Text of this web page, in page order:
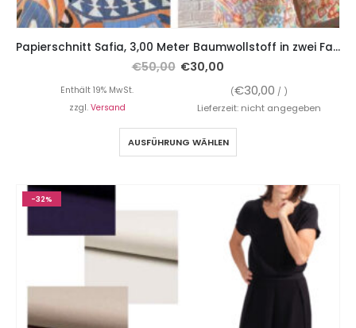
Papierschnitt Safia, 3,00 Meter Baumwollstoff in zwei Farben Gelb / Blau
€50,00 €30,00
Enthält 19% MwSt. (€30,00 / )
zzgl. Versand Lieferzeit: nicht angegeben
AUSFÜHRUNG WÄHLEN
-32%